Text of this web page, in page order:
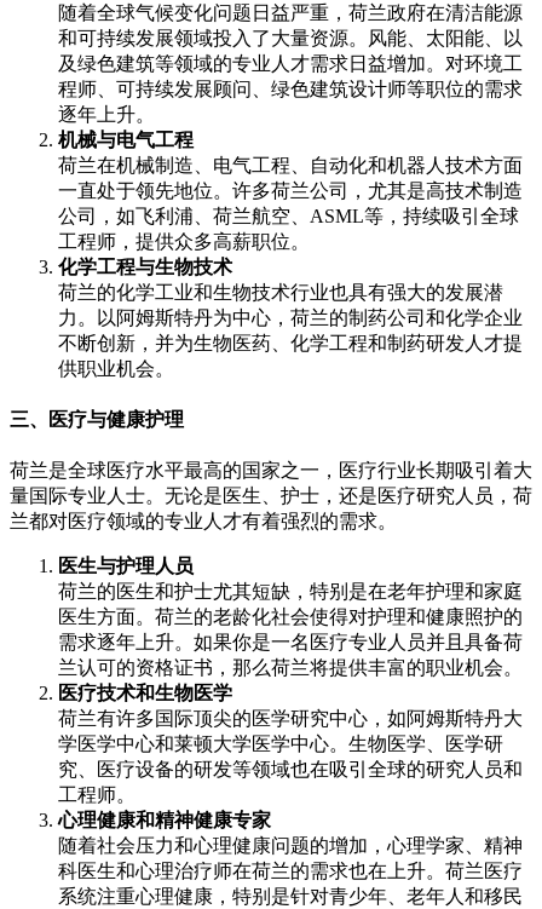
随着全球气候变化问题日益严重，荷兰政府在清洁能源
和可持续发展领域投入了大量资源。风能、太阳能、以
及绿色建筑等领域的专业人才需求日益增加。对环境工
程师、可持续发展顾问、绿色建筑设计师等职位的需求
逐年上升。
机械与电气工程
荷兰在机械制造、电气工程、自动化和机器人技术方面
一直处于领先地位。许多荷兰公司，尤其是高技术制造
公司，如飞利浦、荷兰航空、ASML等，持续吸引全球
工程师，提供众多高薪职位。
化学工程与生物技术
荷兰的化学工业和生物技术行业也具有强大的发展潜
力。以阿姆斯特丹为中心，荷兰的制药公司和化学企业
不断创新，并为生物医药、化学工程和制药研发人才提
供职业机会。
三、医疗与健康护理
荷兰是全球医疗水平最高的国家之一，医疗行业长期吸引着大
量国际专业人士。无论是医生、护士，还是医疗研究人员，荷
兰都对医疗领域的专业人才有着强烈的需求。
医生与护理人员
荷兰的医生和护士尤其短缺，特别是在老年护理和家庭
医生方面。荷兰的老龄化社会使得对护理和健康照护的
需求逐年上升。如果你是一名医疗专业人员并且具备荷
兰认可的资格证书，那么荷兰将提供丰富的职业机会。
医疗技术和生物医学
荷兰有许多国际顶尖的医学研究中心，如阿姆斯特丹大
学医学中心和莱顿大学医学中心。生物医学、医学研
究、医疗设备的研发等领域也在吸引全球的研究人员和
工程师。
心理健康和精神健康专家
随着社会压力和心理健康问题的增加，心理学家、精神
科医生和心理治疗师在荷兰的需求也在上升。荷兰医疗
系统注重心理健康，特别是针对青少年、老年人和移民